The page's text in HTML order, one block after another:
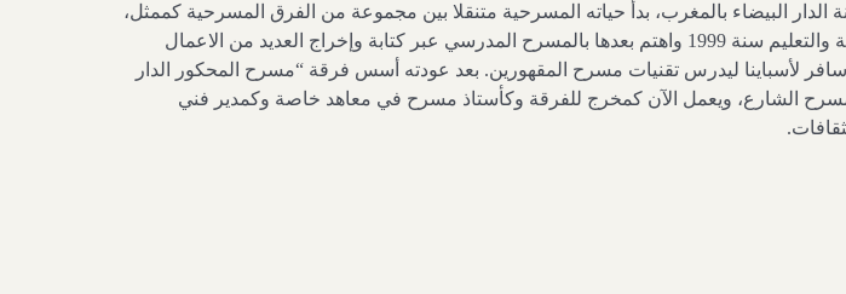
سنة 1978 بمدينة الدار البيضاء بالمغرب، بدأ حياته المسرحية متنقلا بين مجموعة من الفرق المسرحية كممثل،
نال دبلوم الدولة في التربية والتعليم سنة 1999 واهتم بعدها بالمسرح المدرسي عبر كتابة وإخراج العديد من الاعمال
سافر لأسباينا ليدرس تقنيات مسرح المقهورين. بعد عودته أسس فرقة “مسرح المحكور الدار
الشارع، ويعمل الآن كمخرج للفرقة وكأستاذ مسرح في معاهد خاصة وكمدير فني